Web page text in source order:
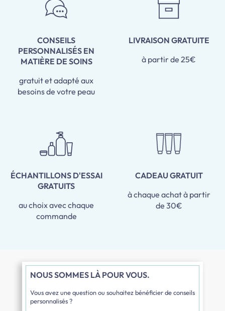
CONSEILS
PERSONNALISÉS EN
MATIÈRE DE SOINS
gratuit et adapté aux
besoins de votre peau
LIVRAISON GRATUITE
à partir de 25€
ÉCHANTILLONS D'ESSAI
GRATUITS
au choix avec chaque
commande
CADEAU GRATUIT
à chaque achat à partir
de 30€
NOUS SOMMES LÀ POUR VOUS.
Vous avez une question ou souhaitez bénéficier de conseils
personnalisés ?